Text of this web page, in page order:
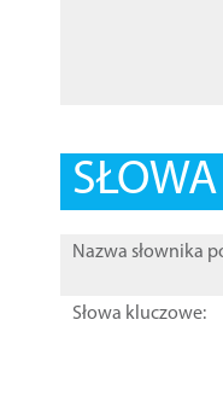
Nazwa słownika
Słowa kluczowe: